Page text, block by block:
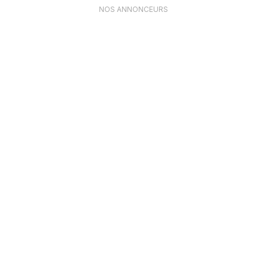
NOS ANNONCEURS